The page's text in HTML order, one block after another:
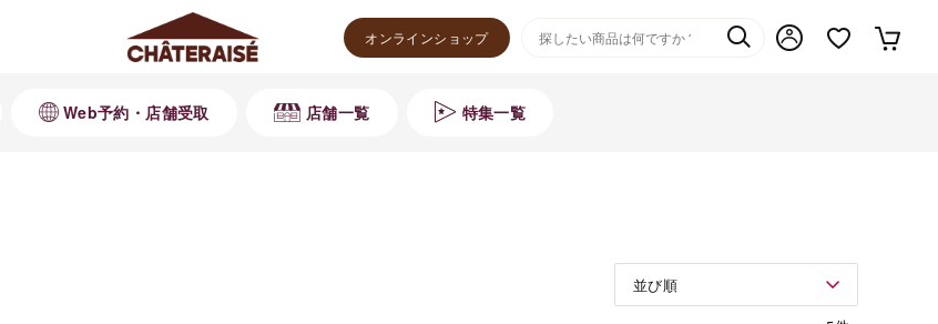
オンラインショップ
Web予約・店舗受取 店舗一覧 特集一覧
並び順